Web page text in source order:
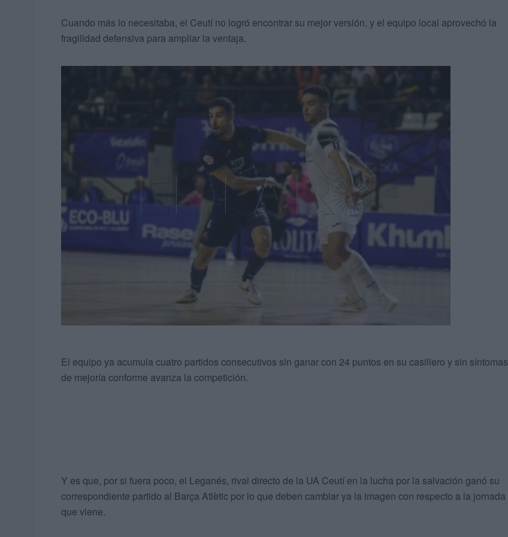
Cuando más lo necesitaba, el Ceutí no logró encontrar su mejor versión, y el equipo local aprovechó la
fragilidad defensiva para ampliar la ventaja.
El equipo ya acumula cuatro partidos consecutivos sin ganar con 24 puntos en su casillero y sin síntomas
de mejoría conforme avanza la competición.
Y es que, por si fuera poco, el Leganés, rival directo de la UA Ceutí en la lucha por la salvación ganó su
correspondiente partido al Barça Atlètic por lo que deben cambiar ya la imagen con respecto a la jornada
que viene.